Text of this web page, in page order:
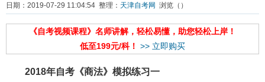
日期：2019-07-29 11:04:54 整理： 天津自考网 浏览（ ）
《自考视频课程》名师讲解，轻松易懂，助您轻松上岸！
低至199元/科！ >> 立即购买
2018年自考《商法》模拟练习一